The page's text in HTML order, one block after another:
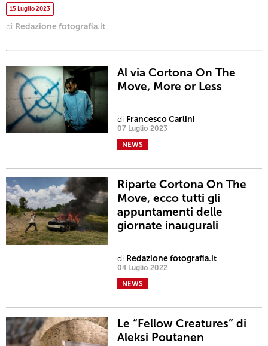
15 Luglio 2023
di Redazione fotografia.it
Al via Cortona On The
Move, More or Less
di Francesco Carlini
07 Luglio 2023
NEWS
Riparte Cortona On The
Move, ecco tutti gli
appuntamenti delle
giornate inaugurali
di Redazione fotografia.it
04 Luglio 2022
NEWS
Le “Fellow Creatures” di
Aleksi Poutanen